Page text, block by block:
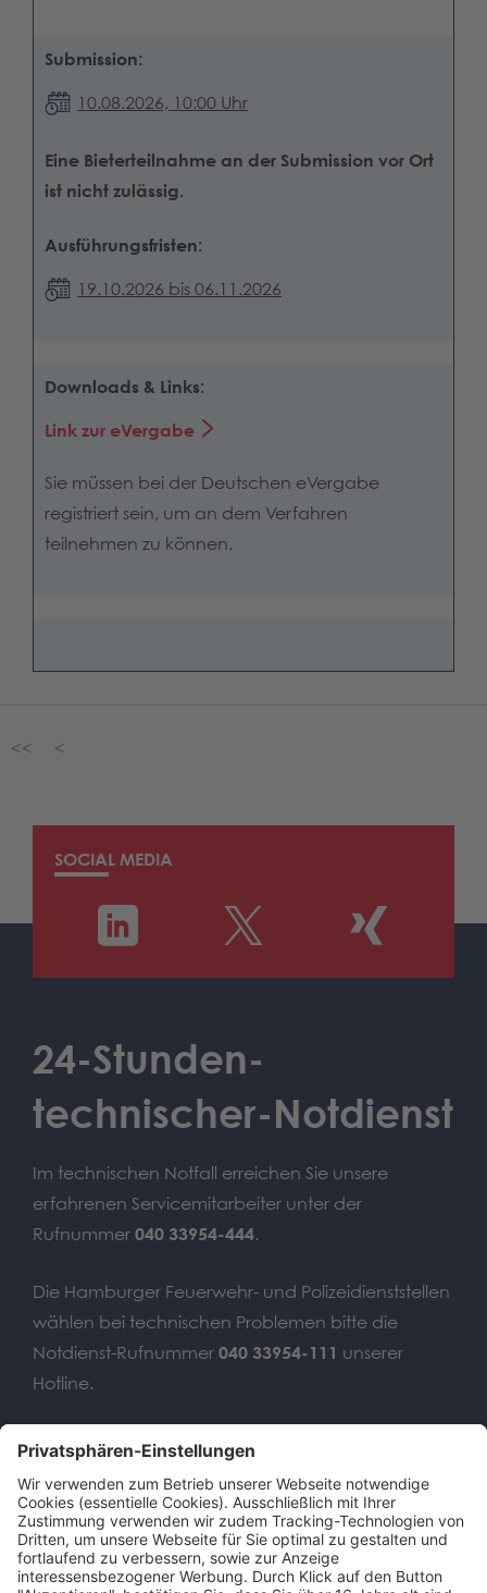
Submission:
10.08.2026, 10:00 Uhr
Eine Bieterteilnahme an der Submission vor Ort
ist nicht zulässig.
Ausführungsfristen:
19.10.2026 bis 06.11.2026
Downloads & Links:
Link zur eVergabe
Sie müssen bei der Deutschen eVergabe
registriert sein, um an dem Verfahren
teilnehmen zu können.
<< <
SOCIAL MEDIA
24-Stunden-
technischer-Notdienst
Im technischen Notfall erreichen Sie unsere
erfahrenen Servicemitarbeiter unter der
Rufnummer 040 33954-444.
Die Hamburger Feuerwehr- und Polizeidienststellen
wählen bei technischen Problemen bitte die
Notdienst-Rufnummer 040 33954-111 unserer
Hotline.
Wir benötigen Ihre
Zustimmung, um den Google
Maps-Service zu laden!
Wir verwenden einen Service eines